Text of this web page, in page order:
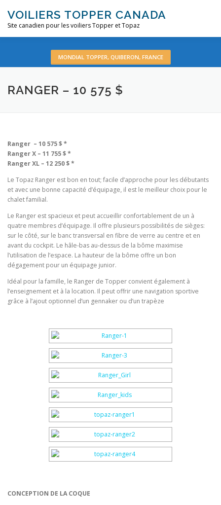
contenu
VOILIERS TOPPER CANADA
Site canadien pour les voiliers Topper et Topaz
À PROPOS MODÈLES
CONTACT FR :
MONDIAL TOPPER, QUIBERON, FRANCE
RANGER – 10 575 $
Ranger – 10 575 $ *
Ranger X – 11 755 $ *
Ranger XL – 12 250 $ *
Le Topaz Ranger est bon en tout; facile d’approche pour les débutants
et avec une bonne capacité d’équipage, il est le meilleur choix pour le
chalet familial.
Le Ranger est spacieux et peut accueillir confortablement de un à
quatre membres d’équipage. Il offre plusieurs possibilités de sièges:
sur le côté, sur le banc transversal en fibre de verre au centre et en
avant du cockpit. Le hâle-bas au-dessus de la bôme maximise
l’utilisation de l’espace. La hauteur de la bôme offre un bon
dégagement pour un équipage junior.
Idéal pour la famille, le Ranger de Topper convient également à
l’enseignement et à la location. Il peut offrir une navigation sportive
grâce à l’ajout optionnel d’un gennaker ou d’un trapèze
CONCEPTION DE LA COQUE